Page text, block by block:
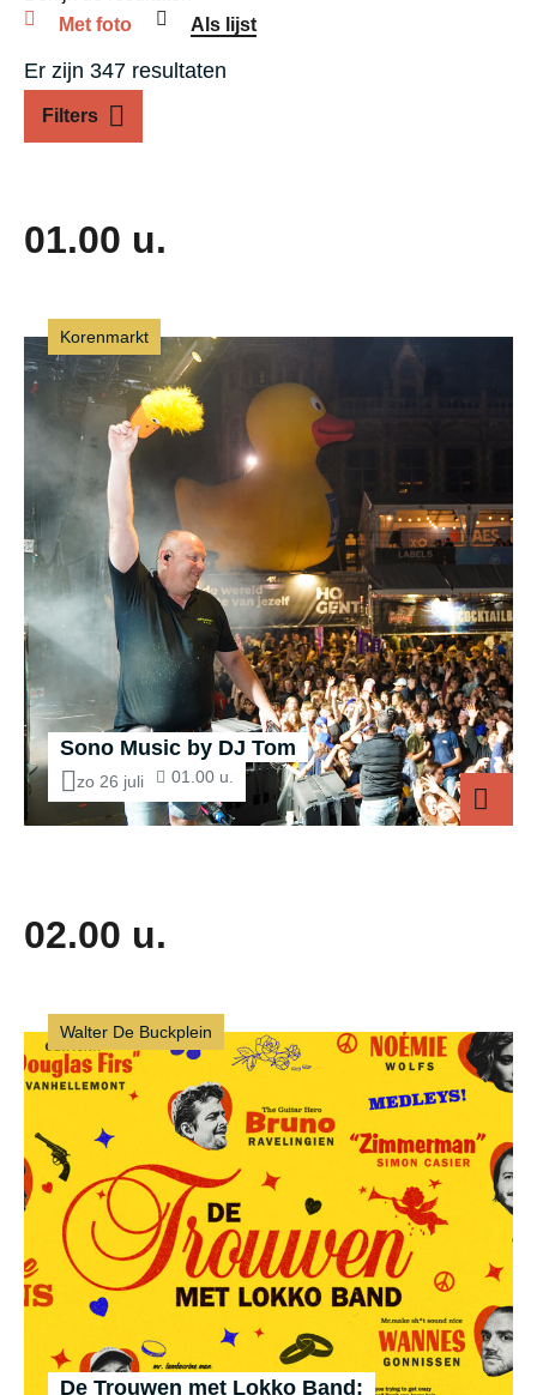
Met foto
Als lijst
Er zijn 347 resultaten
Filters
01.00 u.
Sono Music by DJ Tom
zo 26 juli 01.00 u.
Korenmarkt
02.00 u.
De Trouwen met Lokko Band:
Walter De Buckplein